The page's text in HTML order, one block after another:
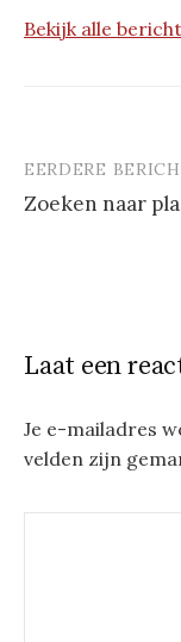
Bekijk alle
EERDERE
Zoeken naar
Laat een
Je e-mailadres
velden zijn